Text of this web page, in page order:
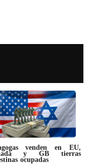
venden en EU,
y GB tierras
ocupadas